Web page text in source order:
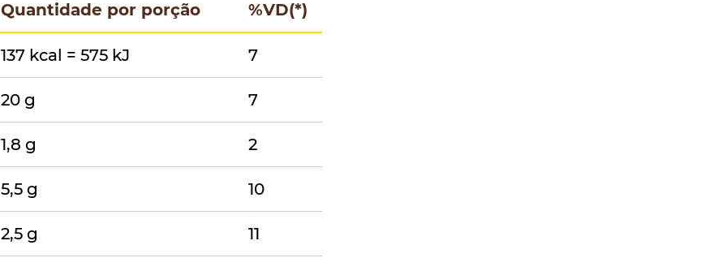
Quantidade por porção %VD(*)
137 kcal = 575 kJ 7
20 g 7
1,8 g 2
5,5 g 10
2,5 g 11